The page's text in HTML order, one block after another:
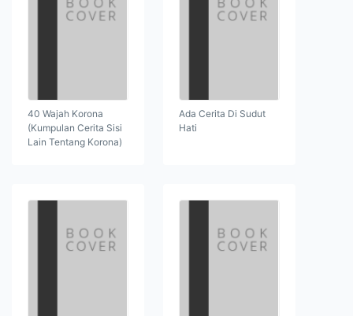
40 Wajah Korona
(Kumpulan Cerita Sisi
Lain Tentang Korona)
Ada Cerita Di Sudut
Hati